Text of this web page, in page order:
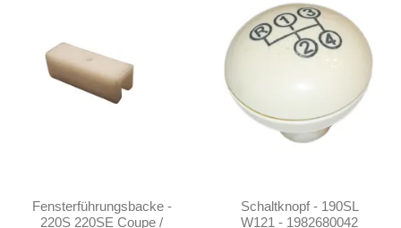
Fensterführungsbacke -
220S 220SE Coupe /
Schaltknopf - 190SL
W121 - 1982680042